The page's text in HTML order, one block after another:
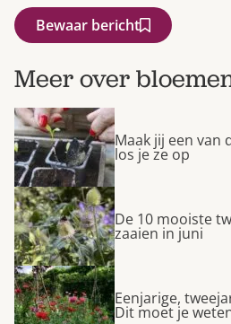
Bewaar bericht
Meer over
Maak jij een van
los je ze op
De 10 mooiste
zaaien in juni
Eenjarige,
Dit moet je